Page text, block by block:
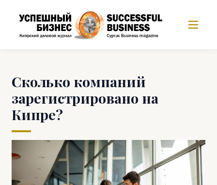
Сколько компаний
зарегистрировано на
Кипре?